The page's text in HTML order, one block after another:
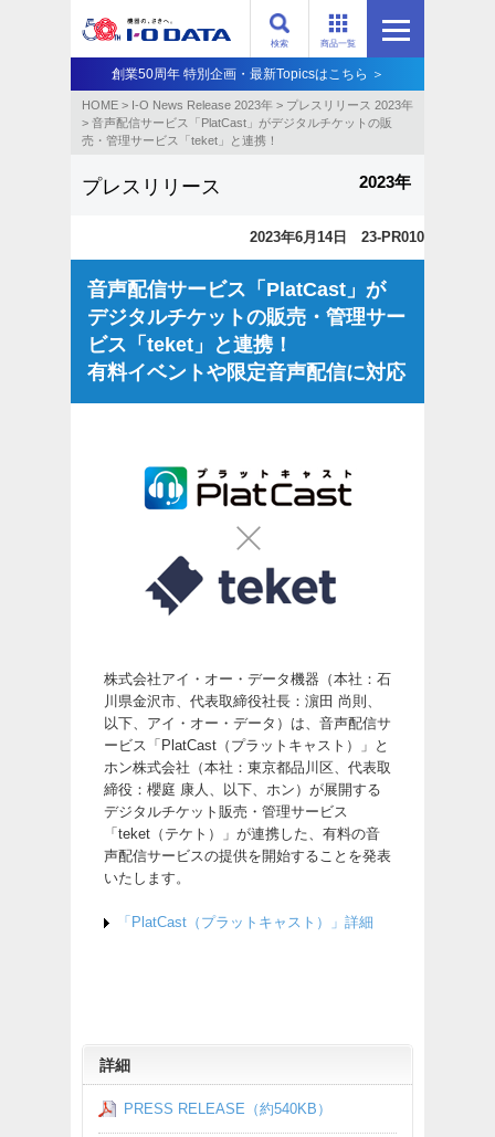
商品一覧
検索
創業50周年 特別企画・最新Topicsはこちら ＞
HOME > I-O News Release 2023年 > プレスリリース 2023年
> 音声配信サービス「PlatCast」がデジタルチケットの販
売・管理サービス「teket」と連携！
プレスリリース 2023年
2023年6月14日 23-PR010
音声配信サービス「PlatCast」が
デジタルチケットの販売・管理サー
ビス「teket」と連携！
有料イベントや限定音声配信に対応
株式会社アイ・オー・データ機器（本社：石
川県金沢市、代表取締役社長：濵田 尚則、
以下、アイ・オー・データ）は、音声配信サ
ービス「PlatCast（プラットキャスト）」と
ホン株式会社（本社：東京都品川区、代表取
締役：櫻庭 康人、以下、ホン）が展開する
デジタルチケット販売・管理サービス
「teket（テケト）」が連携した、有料の音
声配信サービスの提供を開始することを発表
いたします。
「PlatCast（プラットキャスト）」詳細
詳細
PRESS RELEASE（約540KB）